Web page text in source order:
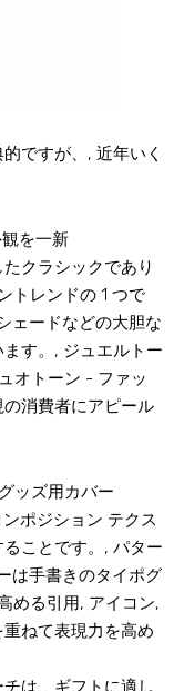
ですが、, 近年いく
を一新
クラシックであり
トレンドの 1 つで
ェードなどの大胆な
す。, ジュエルトー
オトーン - ファッ
消費者にアピール
ッズ用カバー
ポジション テクス
ことです。, パター
は手書きのタイポグ
める引用, アイコン,
ねて表現力を高め